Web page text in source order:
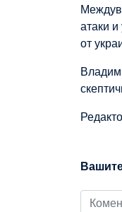
атаки
от